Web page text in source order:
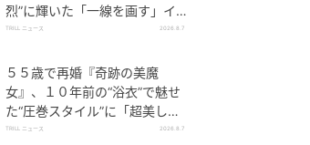
烈”に輝いた「一線を画す」イケ
メン俳優
TRILL ニュース 2026.8.7
５５歳で再婚『奇跡の美魔
女』、１０年前の“浴衣”で魅せ
た“圧巻スタイル”に「超美し
い」「うっとり」
TRILL ニュース 2026.8.7